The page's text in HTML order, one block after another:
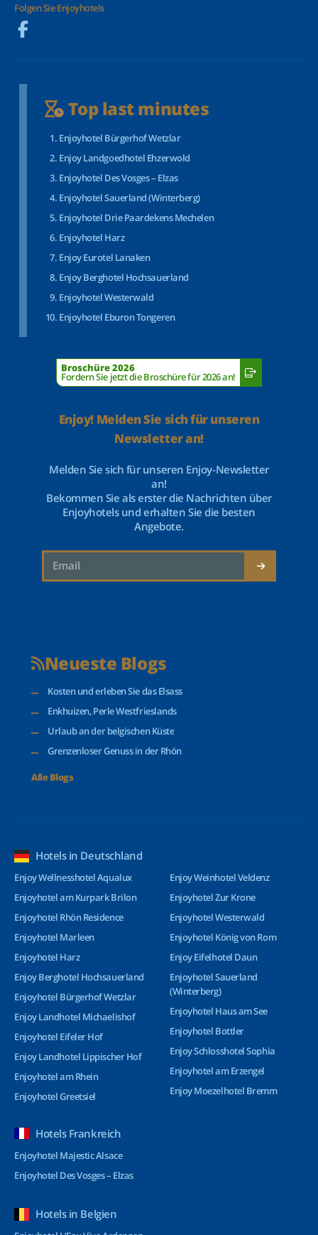
Folgen Sie Enjoyhotels
Top last minutes
Enjoyhotel Bürgerhof Wetzlar
Enjoy Landgoedhotel Ehzerwold
Enjoyhotel Des Vosges – Elzas
Enjoyhotel Sauerland (Winterberg)
Enjoyhotel Drie Paardekens Mechelen
Enjoyhotel Harz
Enjoy Eurotel Lanaken
Enjoy Berghotel Hochsauerland
Enjoyhotel Westerwald
Enjoyhotel Eburon Tongeren
Broschüre 2026
Fordern Sie jetzt die Broschüre für 2026 an!
Enjoy! Melden Sie sich für unseren
Newsletter an!
Melden Sie sich für unseren Enjoy-Newsletter
an!
Bekommen Sie als erster die Nachrichten über
Enjoyhotels und erhalten Sie die besten
Angebote.
Neueste Blogs
Kosten und erleben Sie das Elsass
Enkhuizen, Perle Westfrieslands
Urlaub an der belgischen Küste
Grenzenloser Genuss in der Rhön
Alle Blogs
Hotels in Deutschland
Enjoy Wellnesshotel Aqualux
Enjoyhotel am Kurpark Brilon
Enjoyhotel Rhön Residence
Enjoyhotel Marleen
Enjoyhotel Harz
Enjoy Berghotel Hochsauerland
Enjoyhotel Bürgerhof Wetzlar
Enjoy Landhotel Michaelishof
Enjoyhotel Eifeler Hof
Enjoy Landhotel Lippischer Hof
Enjoyhotel am Rhein
Enjoyhotel Greetsiel
Enjoy Weinhotel Veldenz
Enjoyhotel Zur Krone
Enjoyhotel Westerwald
Enjoyhotel König von Rom
Enjoy Eifelhotel Daun
Enjoyhotel Sauerland
(Winterberg)
Enjoyhotel Haus am See
Enjoyhotel Bottler
Enjoy Schlosshotel Sophia
Enjoyhotel am Erzengel
Enjoy Moezelhotel Bremm
Hotels Frankreich
Enjoyhotel Majestic Alsace
Enjoyhotel Des Vosges – Elzas
Hotels in Belgien